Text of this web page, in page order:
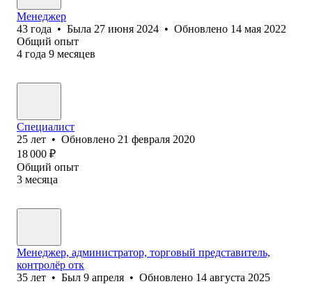
Менеджер
43 года • Была 27 июня 2024 • Обновлено 14 мая 2022
Общий опыт
4 года 9 месяцев
Специалист
25 лет • Обновлено 21 февраля 2020
18 000 ₽
Общий опыт
3 месяца
Менеджер, администратор, торговый представитель,
контролёр отк
35 лет • Был 9 апреля • Обновлено 14 августа 2025